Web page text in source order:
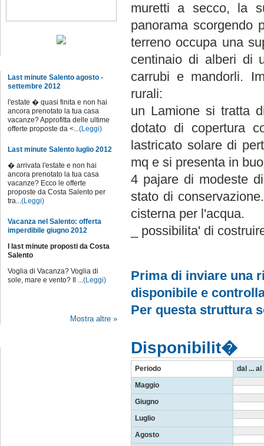
Last minute Salento agosto -
settembre 2012
l'estate � quasi finita e non hai
ancora prenotato la tua casa
vacanze? Approfitta delle ultime
offerte proposte da <...(Leggi)
Last minute Salento luglio 2012
� arrivata l'estate e non hai
ancora prenotato la tua casa
vacanze? Ecco le offerte
proposte da Costa Salento per
tra...(Leggi)
Vacanza nel Salento: offerta
imperdibile giugno 2012
I last minute proposti da Costa
Salento
Voglia di Vacanza? Voglia di
sole, mare e vento? Il ...(Leggi)
Mostra altre »
muretti a secco, la
panorama scorgendo
terreno occupa una
centinaio di alberi di
carrubi e mandorli.
rurali:
un Lamione si tratta
dotato di copertura
lastricato solare di
mq e si presenta in
4 pajare di modeste
stato di
cisterna per l'acqua.
_ possibilita' di
Prima di inviare una
disponibile e
Per questa struttura
Disponibilit�
Periodo
dal ... al
Maggio
Giugno
Luglio
Agosto